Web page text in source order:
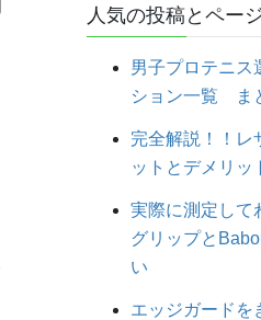
人気の投稿とペー
男子プロテニス
ション一覧 ま
完全解説！！レ
ットとデメリッ
実際に測定して
グリップと
い
エッジガード